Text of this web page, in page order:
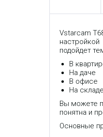
Vstarcam
подойдет
В
На даче
В офисе
На
Вы можете
понятна и
Основные